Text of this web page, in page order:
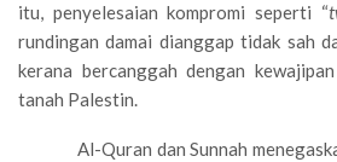
itu, penyelesaian kompromi seperti “
rundingan damai dianggap tidak sah
kerana bercanggah dengan
tanah Palestin.
Al-Quran dan Sunnah